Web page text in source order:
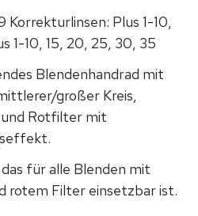
Plus 1-10,
1-10, 15, 20, 25, 30, 35
Blendenhandrad mit
großer Kreis,
Rotfilter mit
für alle Blenden mit
rotem Filter einsetzbar ist.